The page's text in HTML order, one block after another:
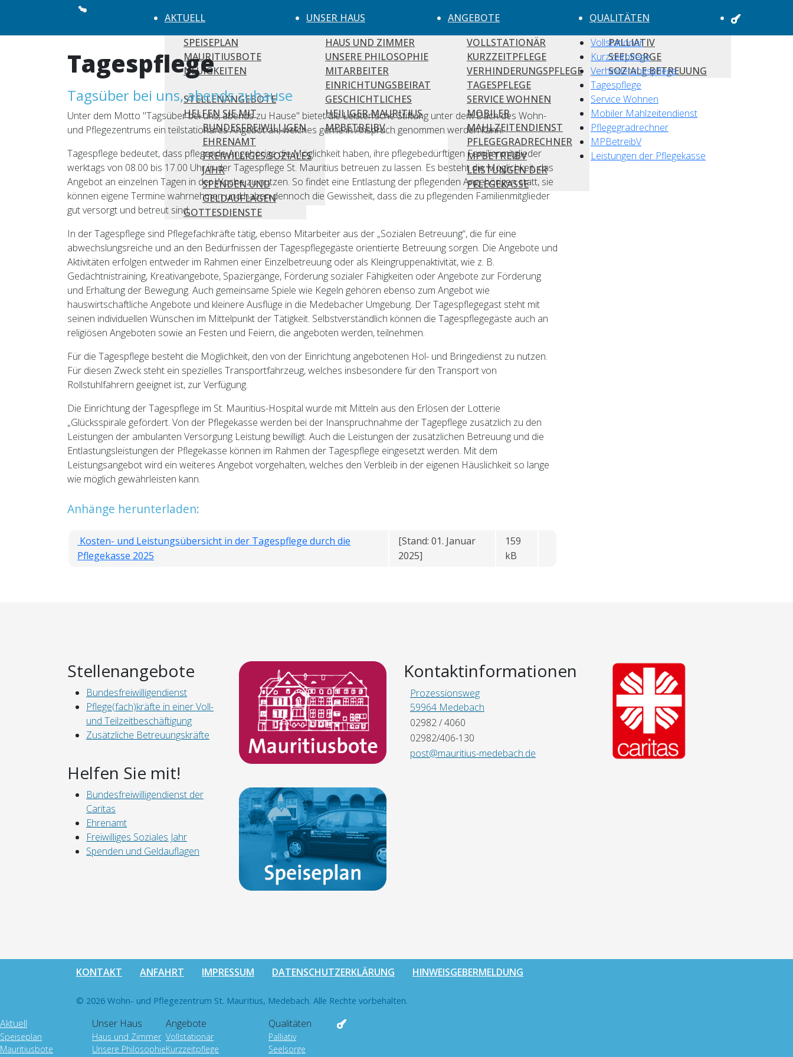
AKTUELL
SPEISEPLAN
MAURITIUSBOTE
NEUIGKEITEN
STELLENANGEBOTE
HELFEN SIE MIT
BUNDESFREIWILLIGENDIENST
EHRENAMT
FREIWILLIGES SOZIALES
JAHR
SPENDEN UND
GELDAUFLAGEN
GOTTESDIENSTE
UNSER HAUS
HAUS UND ZIMMER
UNSERE PHILOSOPHIE
MITARBEITER
EINRICHTUNGSBEIRAT
GESCHICHTLICHES
HEILIGER MAURITIUS
MPBETREIBV
ANGEBOTE
VOLLSTATIONÄR
KURZZEITPFLEGE
VERHINDERUNGSPFLEGE
TAGESPFLEGE
SERVICE WOHNEN
MOBILER
MAHLZEITENDIENST
PFLEGEGRADRECHNER
MPBETREIBV
LEISTUNGEN DER
PFLEGEKASSE
QUALITÄTEN
PALLIATIV
SEELSORGE
SOZIALE BETREUUNG
Tagespflege
Tagsüber bei uns, abends zuhause
Unter dem Motto "Tagsüber bei uns, abends zu Hause" bietet die Leisten’sche Stiftung unter dem Dach des Wohn-
und Pflegezentrums ein teilstationäres Angebot an, welches gerne in Anspruch genommen werden kann.
Tagespflege bedeutet, dass pflegende Angehörige die Möglichkeit haben, ihre pflegebedürftigen Familienmitglieder
werktags von 08.00 bis 17.00 Uhr in der Tagespflege St. Mauritius betreuen zu lassen. Es besteht die Möglichkeit, das
Angebot an einzelnen Tagen in der Woche zu nutzen. So findet eine Entlastung der pflegenden Angehörigen statt, sie
können eigene Termine wahrnehmen und haben dennoch die Gewissheit, dass die zu pflegenden Familienmitglieder
gut versorgt und betreut sind.
In der Tagespflege sind Pflegefachkräfte tätig, ebenso Mitarbeiter aus der „Sozialen Betreuung“, die für eine
abwechslungsreiche und an den Bedürfnissen der Tagespflegegäste orientierte Betreuung sorgen. Die Angebote und
Aktivitäten erfolgen entweder im Rahmen einer Einzelbetreuung oder als Kleingruppenaktivität, wie z. B.
Gedächtnistraining, Kreativangebote, Spaziergänge, Förderung sozialer Fähigkeiten oder Angebote zur Förderung
und Erhaltung der Bewegung. Auch gemeinsame Spiele wie Kegeln gehören ebenso zum Angebot wie
hauswirtschaftliche Angebote und kleinere Ausflüge in die Medebacher Umgebung. Der Tagespflegegast steht mit
seinen individuellen Wünschen im Mittelpunkt der Tätigkeit. Selbstverständlich können die Tagespflegegäste auch an
religiösen Angeboten sowie an Festen und Feiern, die angeboten werden, teilnehmen.
Für die Tagespflege besteht die Möglichkeit, den von der Einrichtung angebotenen Hol- und Bringedienst zu nutzen.
Für diesen Zweck steht ein spezielles Transportfahrzeug, welches insbesondere für den Transport von
Rollstuhlfahrern geeignet ist, zur Verfügung.
Die Einrichtung der Tagespflege im St. Mauritius-Hospital wurde mit Mitteln aus den Erlösen der Lotterie
„Glücksspirale gefördert. Von der Pflegekasse werden bei der Inanspruchnahme der Tagepflege zusätzlich zu den
Leistungen der ambulanten Versorgung Leistung bewilligt. Auch die Leistungen der zusätzlichen Betreuung und die
Entlastungsleistungen der Pflegekasse können im Rahmen der Tagespflege eingesetzt werden. Mit dem
Leistungsangebot wird ein weiteres Angebot vorgehalten, welches den Verbleib in der eigenen Häuslichkeit so lange
wie möglich gewährleisten kann.
Anhänge herunterladen:
Kosten- und Leistungsübersicht in der Tagespflege durch die
Pflegekasse 2025
[Stand: 01. Januar
2025]
159
kB
Vollstationär
Kurzzeitpflege
Verhinderungspflege
Tagespflege
Service Wohnen
Mobiler Mahlzeitendienst
Pflegegradrechner
MPBetreibV
Leistungen der Pflegekasse
Stellenangebote
Bundesfreiwilligendienst
Pflege(fach)kräfte in einer Voll-
und Teilzeitbeschäftigung
Zusätzliche Betreuungskräfte
Helfen Sie mit!
Bundesfreiwilligendienst der
Caritas
Ehrenamt
Freiwilliges Soziales Jahr
Spenden und Geldauflagen
Kontaktinformationen
Prozessionsweg
59964 Medebach
02982 / 4060
02982/406-130
post@mauritius-medebach.de
KONTAKT ANFAHRT IMPRESSUM DATENSCHUTZERKLÄRUNG HINWEISGEBERMELDUNG
© 2026 Wohn- und Pflegezentrum St. Mauritius, Medebach. Alle Rechte vorbehalten.
Aktuell
Speiseplan
Mauritiusbote
Unser Haus
Haus und Zimmer
Unsere Philosophie
Angebote
Vollstationär
Kurzzeitpflege
Qualitäten
Palliativ
Seelsorge